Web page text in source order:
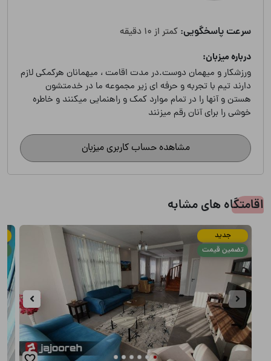
سرعت پاسخگویی: کمتر از 10 دقیقه
درباره میزبان:
ورزشکار و میهمان دوست.در مدت اقامت ، میهمانان هرکمکی لازم
دارند تیم با تجربه و حرفه ای زیر مجموعه ما در خدمتشون
هستن و آنها را در تمام موارد کمک و راهنمایی میکنند و خاطره
خوشی را برای آنان رقم میزنند
مشاهده حساب کاربری میزبان
اقامتگاه های مشابه
جدید
تضمین قیمت